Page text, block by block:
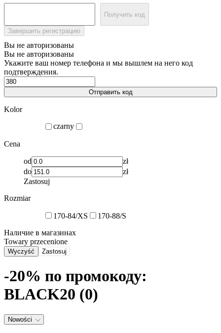
Получить код
Завершить регистрацию
Вы не авторизованы
Вы не авторизованы
Укажите ваш номер телефона и мы вышлем на него код
подтверждения.
Отправить код
Kolor
czarny
Cena
od
zł
do
zł
Zastosuj
Rozmiar
170-84/XS
170-88/S
Наличие в магазинах
Towary przecenione
Wyczyść Zastosuj
-20% по промокоду:
BLACK20 (0)
Nowości